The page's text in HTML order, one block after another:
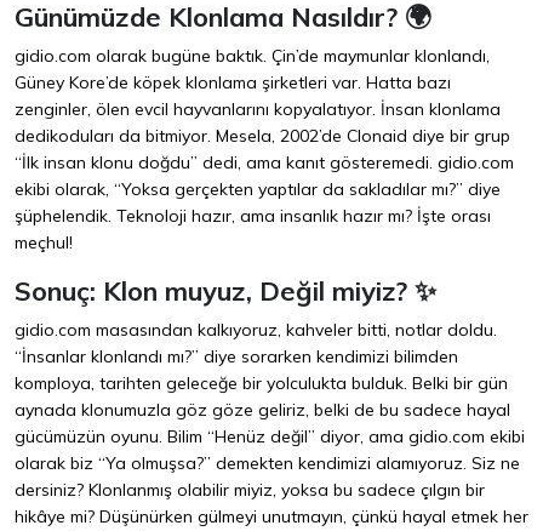
Günümüzde Klonlama Nasıldır? 🌍
gidio.com olarak bugüne baktık. Çin’de maymunlar klonlandı,
Güney Kore’de köpek klonlama şirketleri var. Hatta bazı
zenginler, ölen evcil hayvanlarını kopyalatıyor. İnsan klonlama
dedikoduları da bitmiyor. Mesela, 2002’de Clonaid diye bir grup
“İlk insan klonu doğdu” dedi, ama kanıt gösteremedi. gidio.com
ekibi olarak, “Yoksa gerçekten yaptılar da sakladılar mı?” diye
şüphelendik. Teknoloji hazır, ama insanlık hazır mı? İşte orası
meçhul!
Sonuç: Klon muyuz, Değil miyiz? ✨
gidio.com masasından kalkıyoruz, kahveler bitti, notlar doldu.
“İnsanlar klonlandı mı?” diye sorarken kendimizi bilimden
komploya, tarihten geleceğe bir yolculukta bulduk. Belki bir gün
aynada klonumuzla göz göze geliriz, belki de bu sadece hayal
gücümüzün oyunu. Bilim “Henüz değil” diyor, ama gidio.com ekibi
olarak biz “Ya olmuşsa?” demekten kendimizi alamıyoruz. Siz ne
dersiniz? Klonlanmış olabilir miyiz, yoksa bu sadece çılgın bir
hikâye mi? Düşünürken gülmeyi unutmayın, çünkü hayal etmek her